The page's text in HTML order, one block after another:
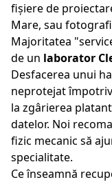
fișiere de
Mare, sau
Majoritatea
de un laborator
Desfacerea unui
neprotejat
la zgârierea
datelor. Noi
fizic mecanic să
specialitate.
Ce înseamnă